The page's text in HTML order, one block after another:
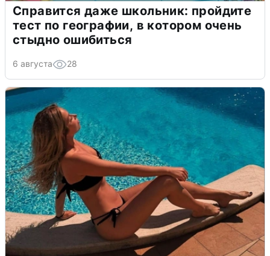
Справится даже школьник: пройдите
тест по географии, в котором очень
стыдно ошибиться
6 августа 28